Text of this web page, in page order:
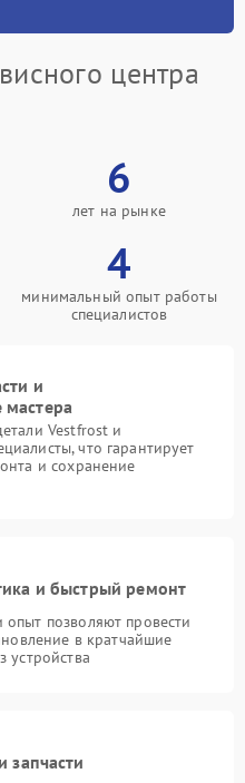
центра
6
лет на рынке
4
минимальный опыт работы
специалистов
и
Vestfrost и
что гарантирует
и сохранение
и быстрый ремонт
позволяют провести
в кратчайшие
устройства
запчасти